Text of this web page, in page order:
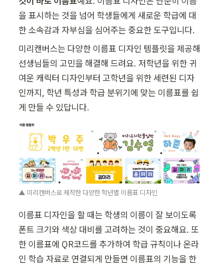
을 표시하는 것을 넘어 학생들에게 새로운 학급에 대
한 소속감과 자부심을 심어주는 중요한 도구입니다.
미리캔버스는 다양한 이름표 디자인 템플릿을 제공해
선생님들의 고민을 해결해 드려요. 저학년을 위한 귀
여운 캐릭터 디자인부터 고학년을 위한 세련된 디자
인까지, 학년 특성과 학급 분위기에 맞는 이름표를 쉽
게 만들 수 있답니다.
▲ 미리캔버스로 제작한 다양한 학년별 이름표 디자인
이름표 디자인을 할 때는 학생의 이름이 잘 보이도록
폰트 크기와 색상 대비를 고려하는 것이 중요해요. 또
한 이름표에 QR코드를 추가하여 학급 규칙이나 온라
인 학습 자료로 연결되게 만들면 이름표의 기능을 한